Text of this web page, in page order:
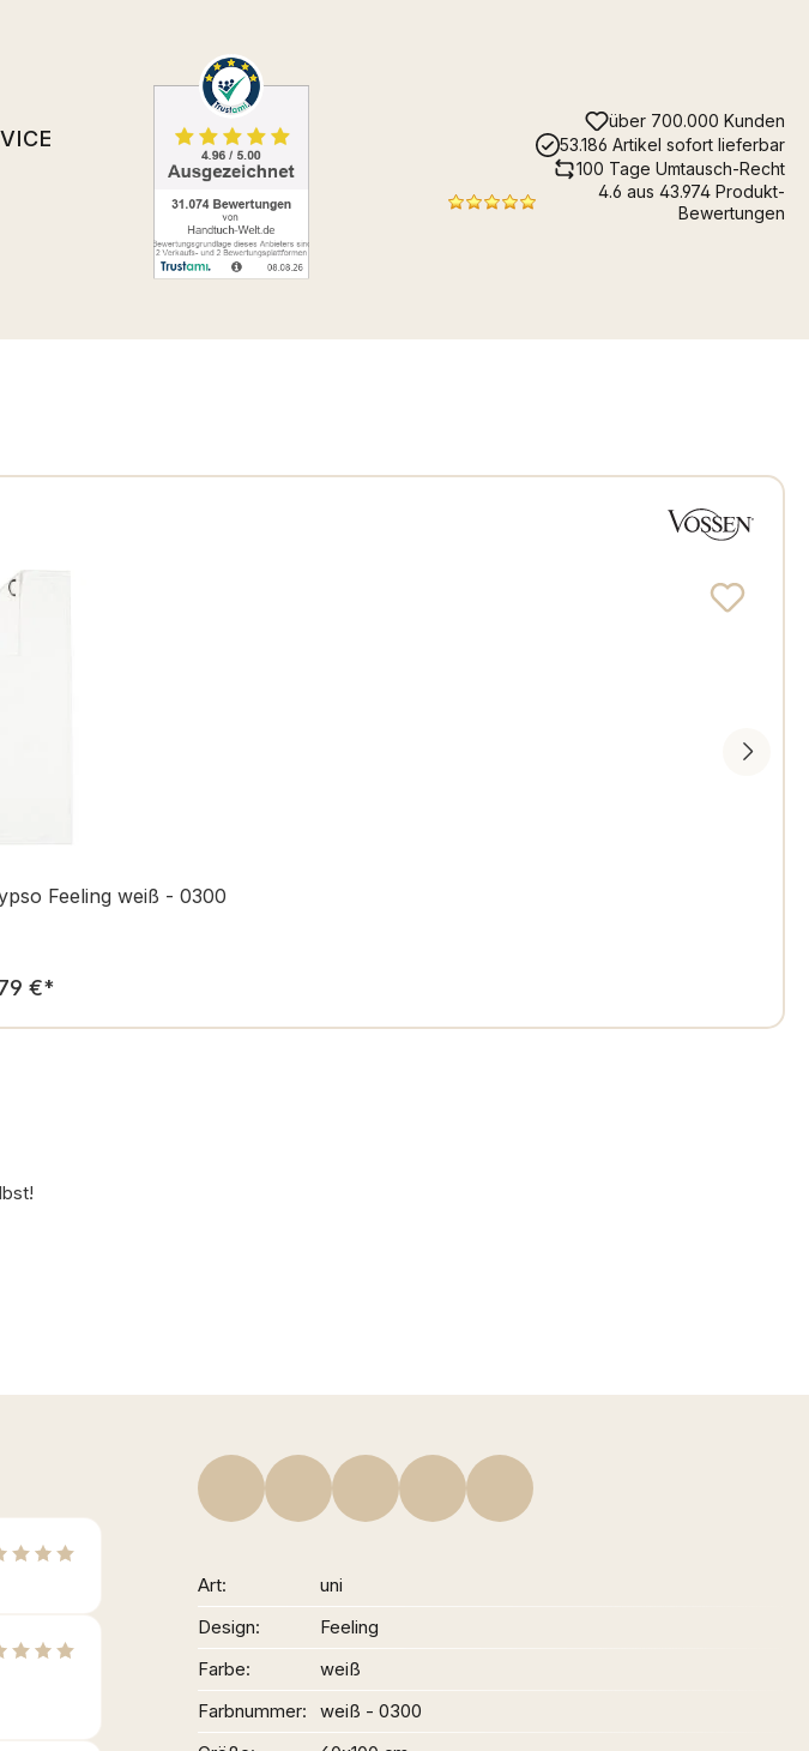
über 700.000 Kunden
53.186 Artikel sofort lieferbar
100 Tage Umtausch-Recht
4.6 aus 43.974 Produkt-
Bewertungen
Feeling weiß - 0300
Regulärer Preis:
€*
Art
uni
Design
Feeling
Farbe
weiß
Farbnummer
weiß - 0300